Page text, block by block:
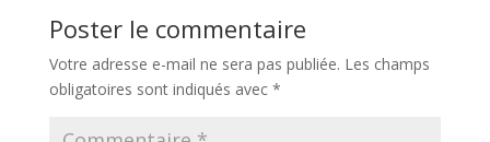
Poster le commentaire
Votre adresse e-mail ne sera pas publiée. Les champs
obligatoires sont indiqués avec *